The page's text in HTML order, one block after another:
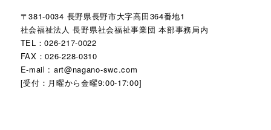
〒381-0034 長野県長野市大字高田364番地1
社会福祉法人 長野県社会福祉事業団 本部事務局内
TEL：026-217-0022
FAX：026-228-0310
E-mail : art@nagano-swc.com
[受付：月曜から金曜9:00-17:00]